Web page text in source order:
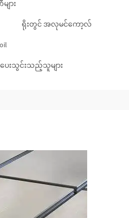
ျား
ရိုးတွင် အလုမင်ကော့လ်
းသွင်းသည့်သူများ